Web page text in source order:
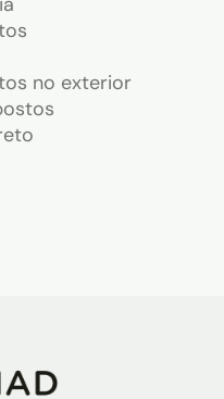
no exterior